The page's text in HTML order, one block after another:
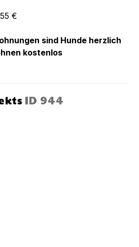
€
sind Hunde herzlich
kostenlos
ID 944